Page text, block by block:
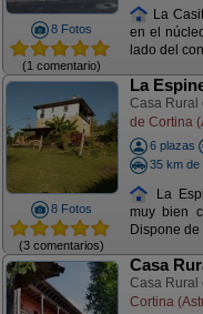
8 Fotos
(1 comentario)
La
en el
lado del
8 Fotos
(3 comentarios)
La
Casa Rural
de Cortina
6 plazas
35 km de
La
muy bien
Dispone
Casa
Casa Rural
Cortina